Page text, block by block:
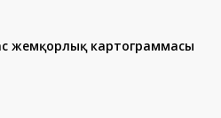
жемқорлық картограммасы